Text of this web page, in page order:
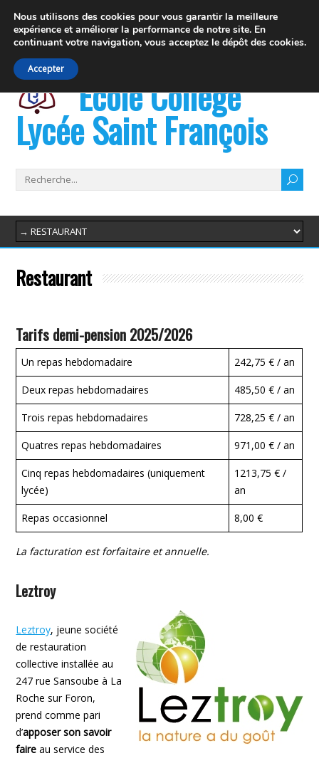
19 rue Fernand David 74100 Ville la Grand
info@juvenat.com
+33 4 50 37 76 01
École Collège
Lycée Saint François
Restaurant
Tarifs demi-pension 2025/2026
Un repas hebdomadaire 242,75 € / an
Deux repas hebdomadaires 485,50 € / an
Trois repas hebdomadaires 728,25 € / an
Quatres repas hebdomadaires 971,00 € / an
Cinq repas hebdomadaires (uniquement
lycée)
1213,75 € /
an
Repas occasionnel 8,00 €
La facturation est forfaitaire et annuelle.
Leztroy
Leztroy, jeune société
de restauration
collective installée au
247 rue Sansoube à La
Roche sur Foron,
prend comme pari
d’apposer son savoir
faire au service des
Nous utilisons des cookies pour vous garantir la meilleure
expérience et améliorer la performance de notre site. En
continuant votre navigation, vous acceptez le dépôt des cookies.
Accepter